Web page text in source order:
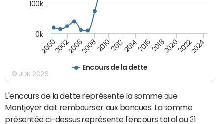
Encours de la dette
200020022006200820102012201420162018202020222024
0k
100k
© JDN 2026
L'encours de la dette représente la somme que
Montjoyer doit rembourser aux banques. La somme
présentée ci-dessus représente l'encours total au 31